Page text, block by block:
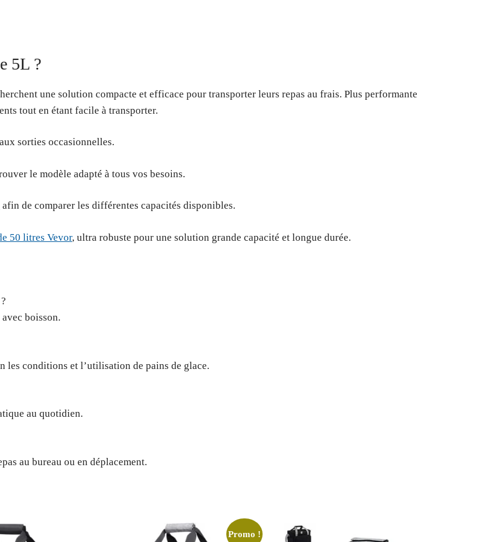
5L ?
une solution compacte et efficace pour transporter leurs repas au frais. Plus performante
tout en étant facile à transporter.
sorties occasionnelles.
le modèle adapté à tous vos besoins.
afin de comparer les différentes capacités disponibles.
50 litres Vevor, ultra robuste pour une solution grande capacité et longue durée.
boisson.
les conditions et l’utilisation de pains de glace.
au quotidien.
au bureau ou en déplacement.
Promo !